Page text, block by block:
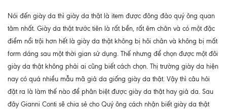
Nói đến giày da thì giày da thật là item được đông đảo quý ông quan
tâm nhất. Giày da thật trước tiên là rất bền, rất êm chân và có một đặc
điểm nổi trội hơn hết là giày da thật không bị hôi chân và không bị mất
form dáng sau một thời gian sử dụng. Thế nhưng để chọn được một đôi
giày da thật không phải ai cũng biết cách chọn. Thị trường giày da hiện
nay có quá nhiều mẫu mã giả da giống giày da thật. Vậy thì câu hỏi
đặt ra là làm thế nào để phân biệt được giày da thật hay giả da. Sau
đây Gianni Conti sẽ chia sẻ cho Quý ông cách nhận biết giày da thật